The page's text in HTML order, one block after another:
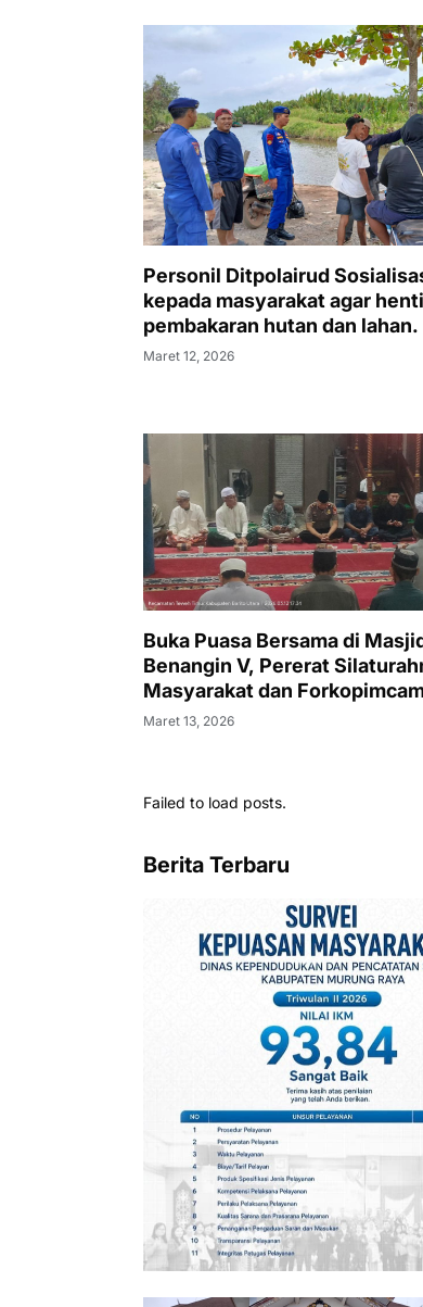
Personil Ditpolairud
kepada masyarakat agar
pembakaran hutan dan lahan.
Maret 12, 2026
Buka Puasa Bersama di
Benangin V, Pererat
Masyarakat dan
Maret 13, 2026
Failed to load posts.
Berita Terbaru